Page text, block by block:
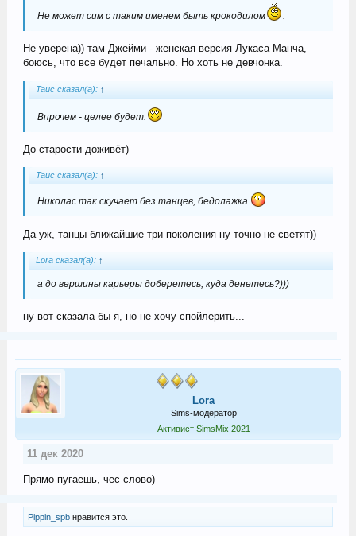
Не может сим с таким именем быть крокодилом .
Не уверена)) там Джейми - женская версия Лукаса Манча,
боюсь, что все будет печально. Но хоть не девчонка.
Tauc сказал(а): ↑
Впрочем - целее будет.
До старости доживёт)
Tauc сказал(а): ↑
Николас так скучает без танцев, бедолажка.
Да уж, танцы ближайшие три поколения ну точно не светят))
Lora сказал(а): ↑
а до вершины карьеры доберетесь, куда денетесь?)))
ну вот сказала бы я, но не хочу спойлерить...
Lora
Sims-модератор
Активист SimsMix 2021
11 дек 2020
Прямо пугаешь, чес слово)
Pippin_spbнравится это.